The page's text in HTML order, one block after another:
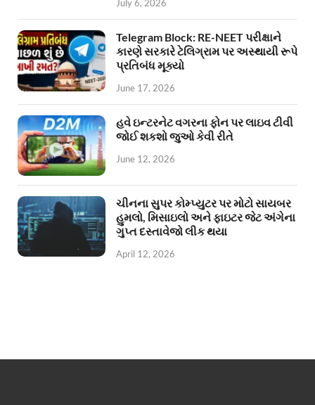
July 6, 2026
Telegram Block: RE-NEET પરીક્ષાને
કારણે સરકારે ટેલિગ્રામ પર અસ્થાયી રૂપે
પ્રતિબંધ મૂક્યો
June 17, 2026
હવે ઇન્ટરનેટ વગરના ફોન પર લાઇવ ટીવી
જોઈ શકશો જુઓ કેવી રીતે
June 12, 2026
ચીનના સુપર કોમ્પ્યુટર પર મોટો સાયબર
હુમલો, મિસાઇલો અને ફાઇટર જેટ અંગેના
ગુપ્ત દસ્તાવેજો લીક થયા
April 12, 2026